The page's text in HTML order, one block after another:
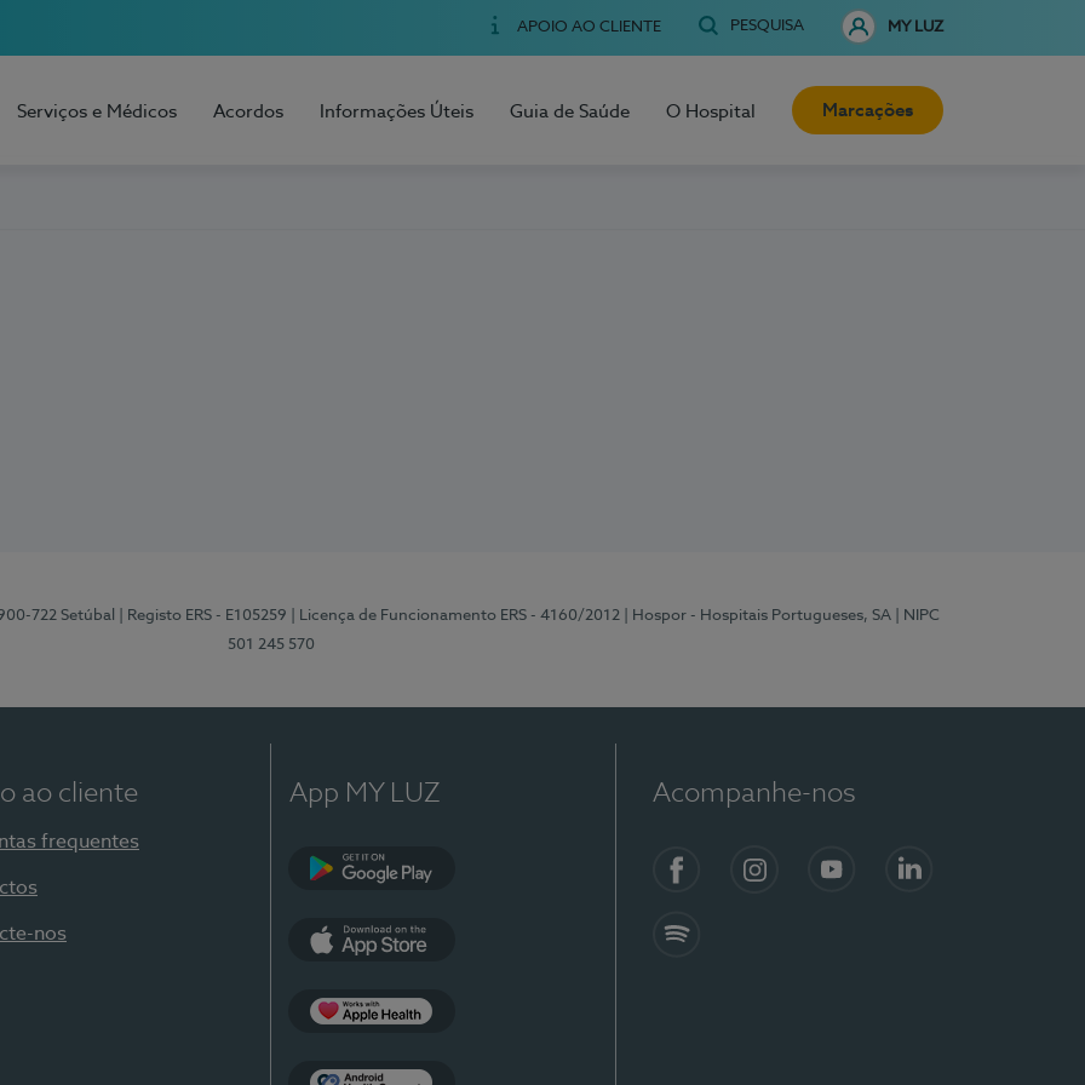
APOIO AO CLIENTE PESQUISA MY LUZ
Serviços e Médicos Acordos Informações Úteis Guia de Saúde O Hospital Marcações
722 Setúbal | Registo ERS - E105259 | Licença de Funcionamento ERS - 4160/2012 | Hospor - Hospitais Portugueses, SA
| NIPC
501 245 570
ao cliente
frequentes
nos
App MY LUZ Acompanhe-nos